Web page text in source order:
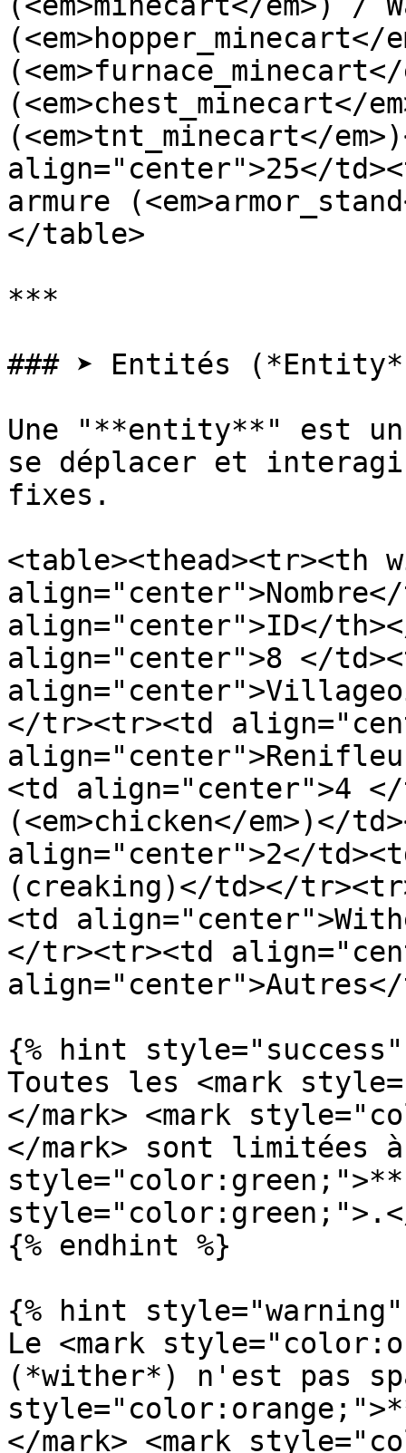
(<em>chest_minecart</
(<em>tnt_minecart</
align="center">25</
armure
</table>
***
### ➤ Entités
Une "**entity**" est un
se déplacer et
fixes.
<table><thead><tr><th
align="center">ID</
align="center">8 </
</tr><tr><td
<td align="center">4
(<em>chicken</em>)</
align="center">2</
(creaking)</td></
<td
</tr><tr><td
{% hint style="success"
Toutes les <mark
</mark> <mark
</mark> sont limitées à
{% endhint %}
{% hint style="warning"
Le <mark
(*wither*) n'est pas
</mark> <mark